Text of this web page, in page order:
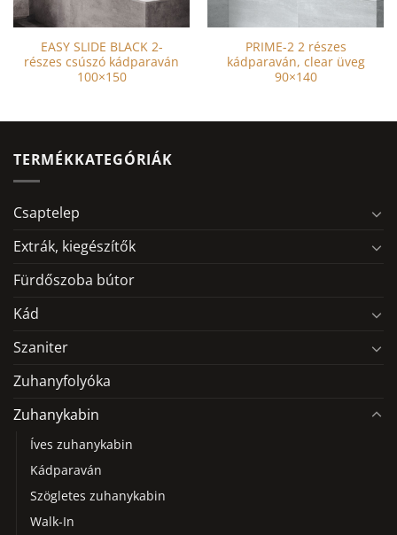
EASY SLIDE BLACK 2-
részes csúszó kádparaván
100×150
PRIME-2 2 részes
kádparaván, clear üveg
90×140
TERMÉKKATEGÓRIÁK
Csaptelep
Extrák, kiegészítők
Fürdőszoba bútor
Kád
Szaniter
Zuhanyfolyóka
Zuhanykabin
Íves zuhanykabin
Kádparaván
Szögletes zuhanykabin
Walk-In